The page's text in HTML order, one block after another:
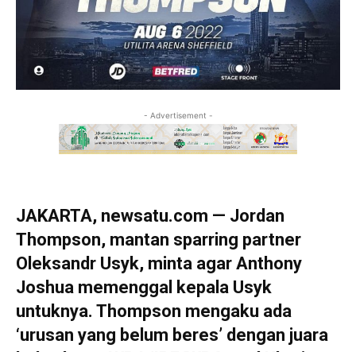
- Advertisement -
JAKARTA, newsatu.com — Jordan
Thompson, mantan sparring partner
Oleksandr Usyk, minta agar Anthony
Joshua memenggal kepala Usyk
untuknya. Thompson mengaku ada
‘urusan yang belum beres’ dengan juara